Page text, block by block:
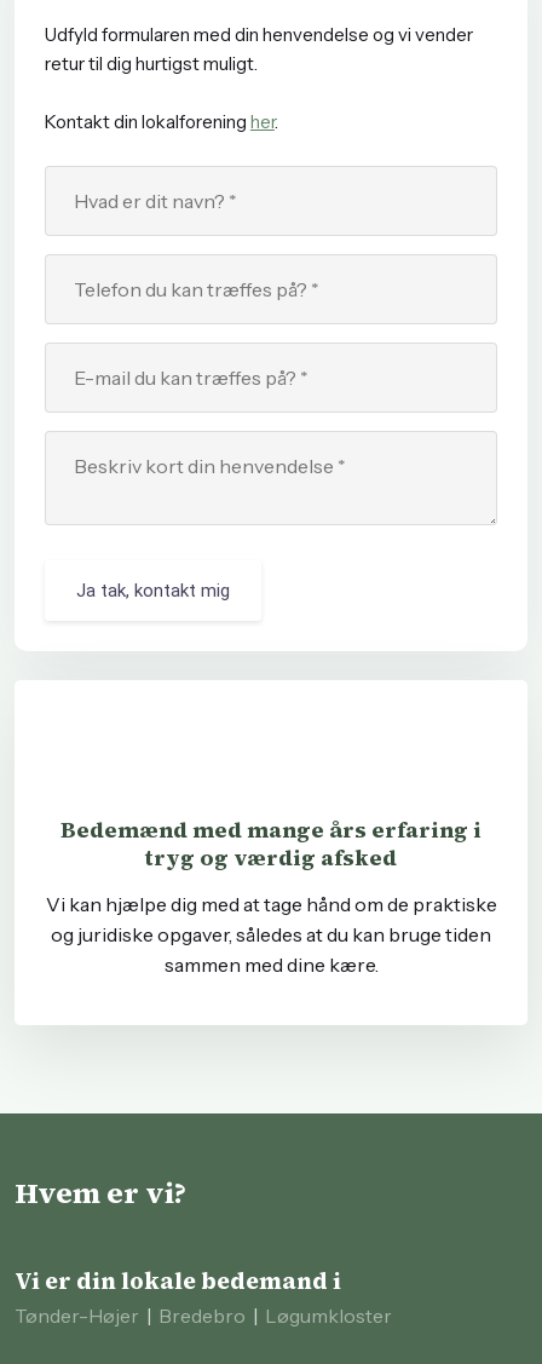
Udfyld formularen med din henvendelse og vi vender
retur til dig hurtigst muligt.
Kontakt din lokalforening her.
Bedemænd med mange års erfaring i
tryg og værdig afsked
Vi kan hjælpe dig med at tage hånd om de praktiske
og juridiske opgaver, således at du kan bruge tiden
sammen med dine kære.
Hvem er vi?
Vi er din lokale bedemand i
Tønder-Højer | Bredebro | Løgumkloster